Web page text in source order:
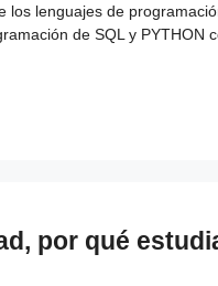
lenguajes de
de SQL y PYTHON
por qué